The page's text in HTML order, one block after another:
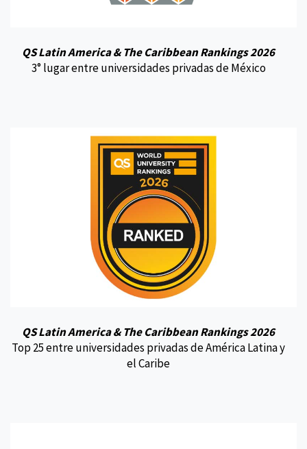
QS Latin America & The Caribbean Rankings 2026
3° lugar entre universidades privadas de México
QS Latin America & The Caribbean Rankings 2026
Top 25 entre universidades privadas de América Latina y
el Caribe